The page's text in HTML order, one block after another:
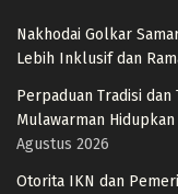
Nakhodai Golkar
Lebih Inklusif dan
Perpaduan Tradisi dan
Mulawarman
Agustus 2026
Otorita IKN dan